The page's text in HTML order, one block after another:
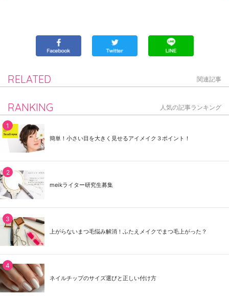
RELATED 関連記事
RANKING 人気の記事ランキング
簡単！小さい目を大きく見せるアイメイク３ポイント！
meikライター研究生募集
上がらないまつ毛悩み解消！ふたえメイクでまつ毛上がった？
ネイルチップのサイズ選びと正しい付け方